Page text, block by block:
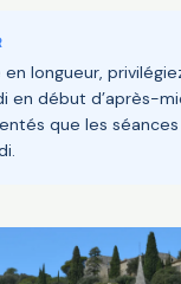
en longueur,
en début d’après-
que les